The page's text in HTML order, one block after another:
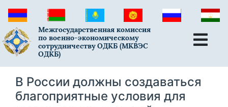
Межгосударственная комиссия
по военно-экономическому
сотрудничеству ОДКБ (МКВЭС
ОДКБ)
В России должны создаваться
благоприятные условия для